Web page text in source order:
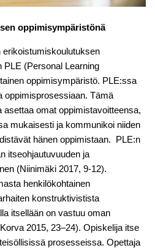
oppimisympäristönä
(Personal Learning
oppimisympäristö. PLE:ssa
oppimisprosessiaan. Tämä
asettaa omat oppimistavoitteensa,
mukaisesti ja kommunikoi niiden
hänen oppimistaan. PLE:n
itseohjautuvuuden ja
(Niinimäki 2017, 9-12).
henkilökohtainen
konstruktivistista
itsellään on vastuu oman
2015, 23–24). Opiskelija itse
prosesseissa. Opettaja